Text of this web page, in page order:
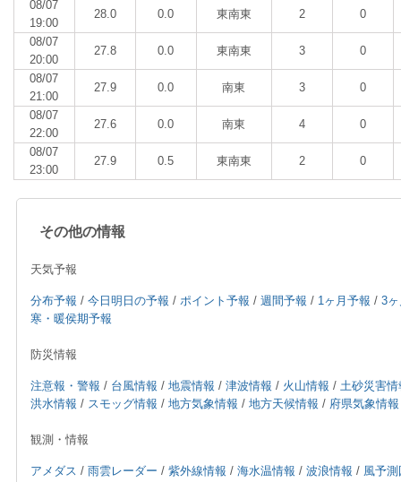
08/07
19:00
28.0 0.0 東南東 2 0
08/07
20:00
27.8 0.0 東南東 3 0
08/07
21:00
27.9 0.0 南東 3 0
08/07
22:00
27.6 0.0 南東 4 0
08/07
23:00
27.9 0.5 東南東 2 0
その他の情報
天気予報
分布予報 / 今日明日の予報 / ポイント予報 / 週間予報 / 1ヶ月予報 / 3
寒・暖侯期予報
防災情報
注意報・警報 / 台風情報 / 地震情報 / 津波情報 / 火山情報 / 土砂災害情
洪水情報 / スモッグ情報 / 地方気象情報 / 地方天候情報 / 府県気象情報
観測・情報
アメダス / 雨雲レーダー / 紫外線情報 / 海水温情報 / 波浪情報 / 風予測